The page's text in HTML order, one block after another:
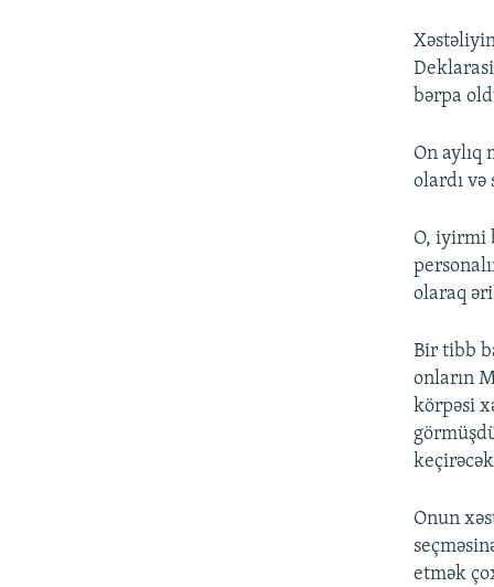
bərpa
On
olardı və
O, iyirmi
olaraq əri
Bir tibb
onların
körpəsi
Onun
etmək